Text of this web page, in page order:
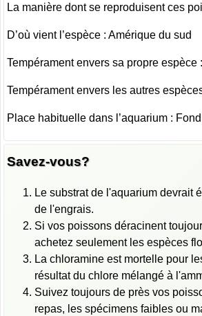
La manière dont se reproduisent ces
D’où vient l’espèce : Amérique du sud
Tempérament envers sa propre espèce
Tempérament envers les autres
Place habituelle dans l’aquarium : Fond
Savez-vous?
Le substrat de l'aquarium devrait
de l'engrais.
Si vos poissons déracinent
achetez seulement les espèces
La chloramine est mortelle pour
résultat du chlore mélangé à
Suivez toujours de près vos
repas, les spécimens faibles ou